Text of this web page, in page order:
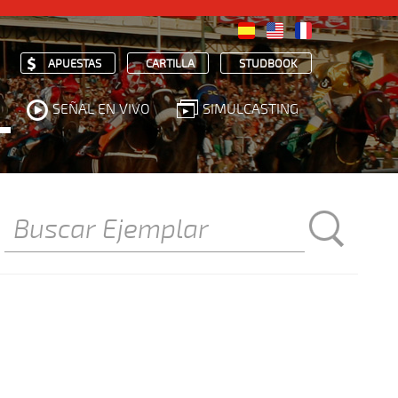
APUESTAS CARTILLA STUDBOOK
SEÑAL EN VIVO SIMULCASTING